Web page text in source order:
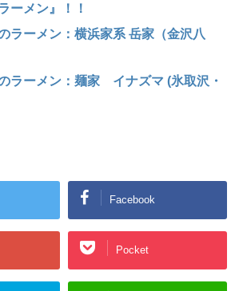
ーメン』！！
ラーメン：横浜家系 岳家（金沢八
ラーメン：麺家 イナズマ (氷取沢・
Facebook
Pocket